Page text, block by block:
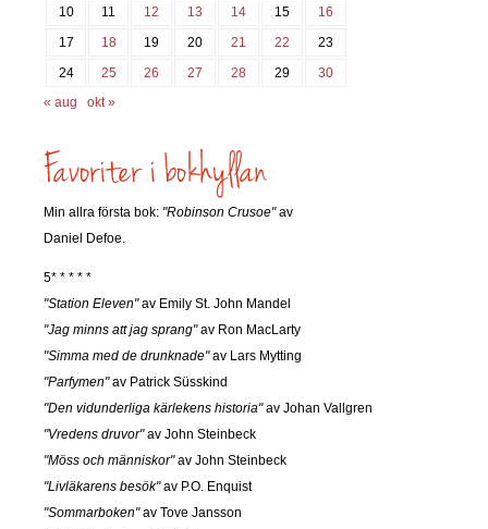
10
11 12 13 14 15
16
17
18 19 20 21 22
23
24
25 26 27 28 29
30
« aug
okt »
Min allra första bok: "Robinson Crusoe"av
Daniel Defoe.
5* * * * *
"Station Eleven"av Emily St. John Mandel
"Jag minns att jag sprang"av Ron MacLarty
"Simma med de drunknade"av Lars Mytting
"Parfymen"av Patrick Süsskind
"Den vidunderliga kärlekens historia"av Johan Vallgren
"Vredens druvor"av John Steinbeck
"Möss och människor"av John Steinbeck
"Livläkarens besök"av P.O. Enquist
"Sommarboken"av Tove Jansson